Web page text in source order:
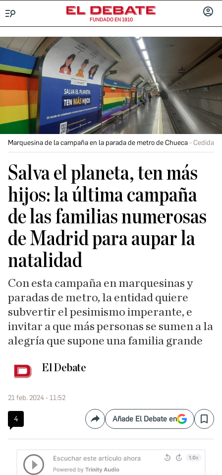
FUNDADO EN 1910
Marquesina de la campaña en la parada de metro de Chueca Cedida
Salva el planeta, ten más
hijos: la última campaña
de las familias numerosas
de Madrid para aupar la
natalidad
Con esta campaña en marquesinas y
paradas de metro, la entidad quiere
subvertir el pesimismo imperante, e
invitar a que más personas se sumen a la
alegría que supone una familia grande
El Debate
21 feb. 2024 - 11:52
4 CompartirAñade El Debate en Save